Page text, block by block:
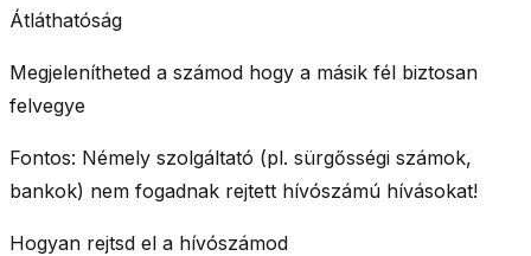
Átláthatóság
Megjelenítheted a számod hogy a másik fél biztosan
felvegye
Fontos: Némely szolgáltató (pl. sürgősségi számok,
bankok) nem fogadnak rejtett hívószámú hívásokat!
Hogyan rejtsd el a hívószámod